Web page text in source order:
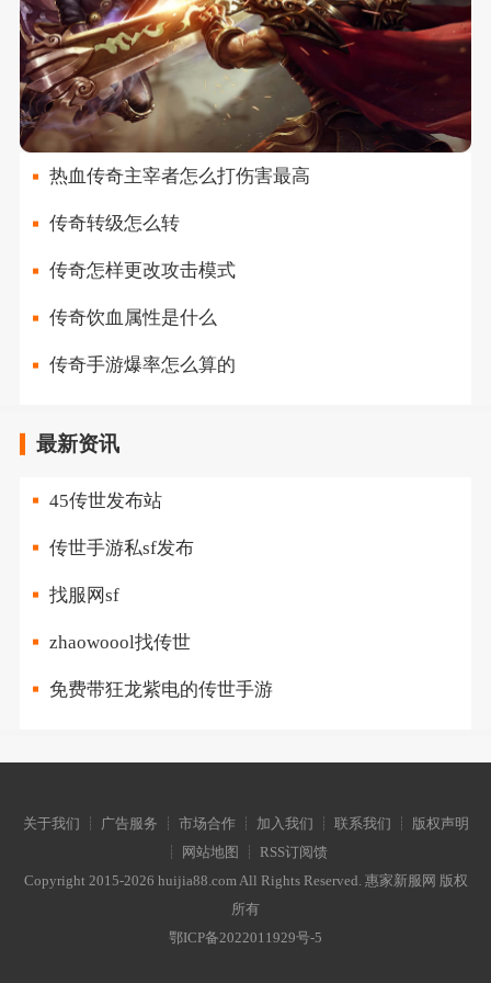
热血传奇主宰者怎么打伤害最高
传奇转级怎么转
传奇怎样更改攻击模式
传奇饮血属性是什么
传奇手游爆率怎么算的
最新资讯
45传世发布站
传世手游私sf发布
找服网sf
zhaowoool找传世
免费带狂龙紫电的传世手游
关于我们 ┊ 广告服务 ┊ 市场合作 ┊ 加入我们 ┊ 联系我们 ┊ 版权声明
┊ 网站地图 ┊ RSS订阅馈
Copyright 2015-2026 huijia88.com All Rights Reserved. 惠家新服网 版权
所有
鄂ICP备2022011929号-5